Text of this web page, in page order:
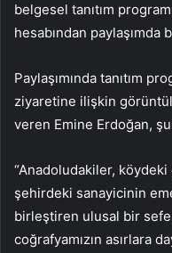
belgesel tanıtım
hesabından paylaşımda
Paylaşımında tanıtım
ziyaretine ilişkin
veren Emine Erdoğan,
“Anadoludakiler,
şehirdeki sanayicinin
birleştiren ulusal bir
coğrafyamızın asırlara